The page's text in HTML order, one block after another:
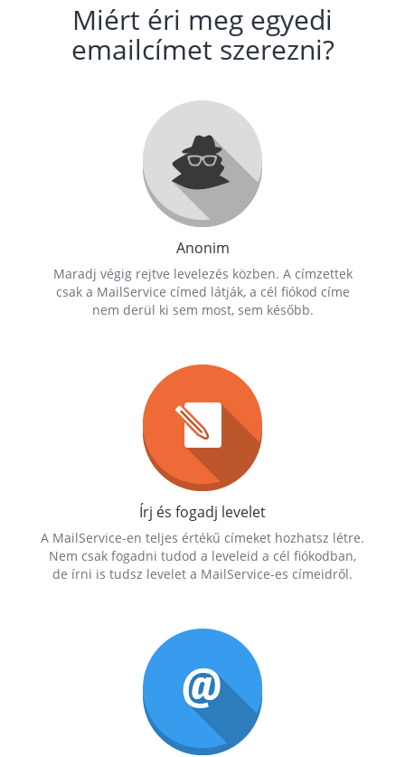
Miért éri meg egyedi
emailcímet szerezni?
Anonim
Maradj végig rejtve levelezés közben. A címzettek
csak a MailService címed látják, a cél fiókod címe
nem derül ki sem most, sem később.
Írj és fogadj levelet
A MailService-en teljes értékű címeket hozhatsz létre.
Nem csak fogadni tudod a leveleid a cél fiókodban,
de írni is tudsz levelet a MailService-es címeidről.